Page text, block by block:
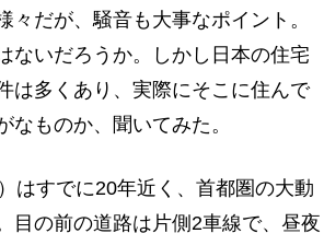
だが、騒音も大事なポイント。
ないだろうか。しかし日本の住宅
は多くあり、実際にそこに住んで
ものか、聞いてみた。
はすでに20年近く、首都圏の大動
目の前の道路は片側2車線で、昼夜